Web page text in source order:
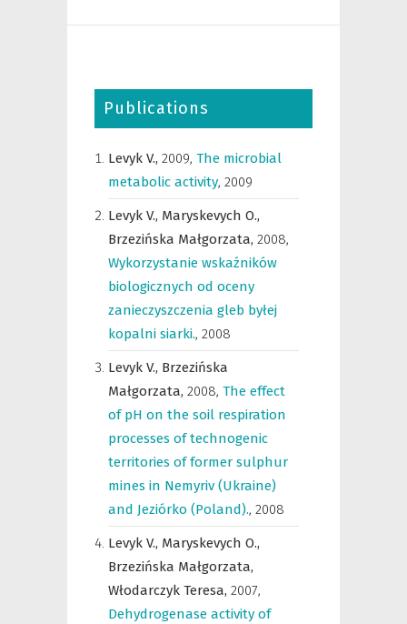
Publications
Levyk V., 2009, The microbial
metabolic activity, 2009
Levyk V., Maryskevych O.,
Brzezińska Małgorzata, 2008,
Wykorzystanie wskaźników
biologicznych od oceny
zanieczyszczenia gleb byłej
kopalni siarki., 2008
Levyk V., Brzezińska
Małgorzata, 2008, The effect
of pH on the soil respiration
processes of technogenic
territories of former sulphur
mines in Nemyriv (Ukraine)
and Jeziórko (Poland)., 2008
Levyk V., Maryskevych O.,
Brzezińska Małgorzata,
Włodarczyk Teresa, 2007,
Dehydrogenase activity of